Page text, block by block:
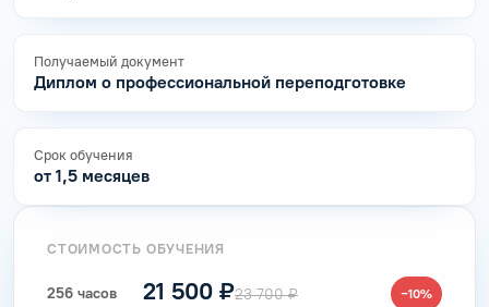
Получаемый документ
Диплом о профессиональной переподготовке
Срок обучения
от 1,5 месяцев
СТОИМОСТЬ ОБУЧЕНИЯ
256 часов 21 500 ₽23 700 ₽ −10%